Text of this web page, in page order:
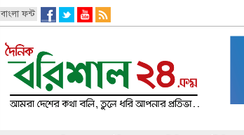
বাংলা ফন্ট